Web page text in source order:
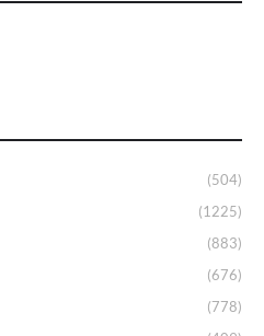
(504)
(1225)
(883)
(676)
(778)